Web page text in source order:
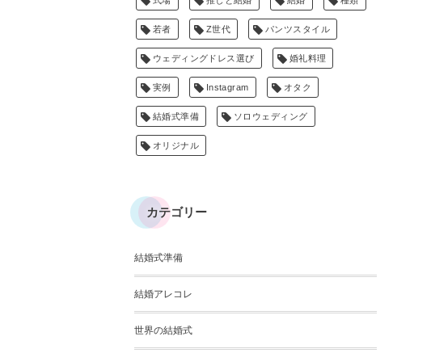
若者 Z世代 パンツスタイル
ウェディングドレス選び 婚礼料理
実例 Instagram オタク
結婚式準備 ソロウェディング
オリジナル
カテゴリー
結婚式準備
結婚アレコレ
世界の結婚式